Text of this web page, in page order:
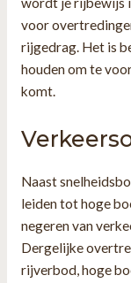
voor
rijgedrag. Het is
houden om te
komt.
Naast
leiden tot hoge
negeren van
Dergelijke
rijverbod, hoge